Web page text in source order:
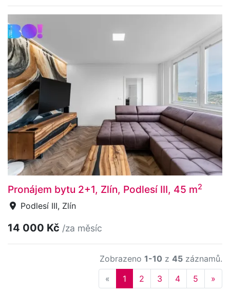
Pronájem bytu 2+1, Zlín, Podlesí III, 45 m2
Podlesí III, Zlín
14 000 Kč /za měsíc
Zobrazeno 1-10 z 45 záznamů.
« Previous
1 2 3 4 5 »